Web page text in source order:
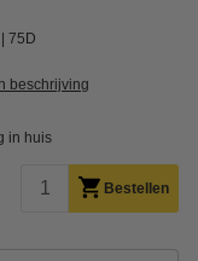
75D
beschrijving
in huis
Bestellen